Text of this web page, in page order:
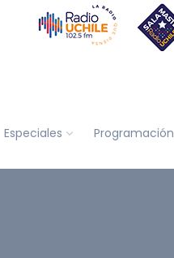
Especiales Programación